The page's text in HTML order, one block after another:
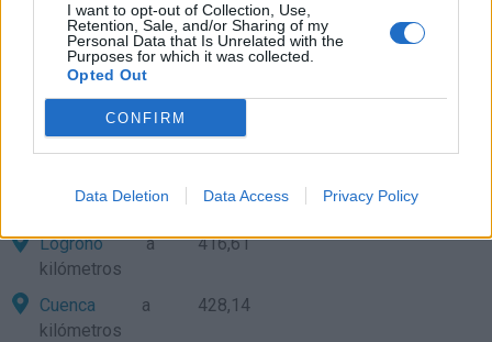
I want to opt-out of Collection, Use,
Retention, Sale, and/or Sharing of my
Personal Data that Is Unrelated with the
Purposes for which it was collected.
Opted Out
CONFIRM
Data Deletion Data Access Privacy Policy
Valenciaa 345,57
kilómetros
Pamplona a 360,69
kilómetros
Soriaa 411,08 kilómetros
Logroñoa 416,61
kilómetros
Cuenca a 428,14
kilómetros